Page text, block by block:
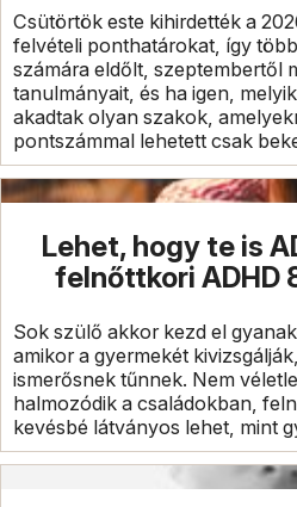
Csütörtök este kihirdették a
felvételi ponthatárokat, így
számára eldőlt, szeptembertől
tanulmányait, és ha igen,
akadtak olyan szakok,
pontszámmal lehetett csak
Lehet, hogy te is
felnőttkori ADHD
Sok szülő akkor kezd el
amikor a gyermekét
ismerősnek tűnnek. Nem
halmozódik a családokban,
kevésbé látványos lehet, mint